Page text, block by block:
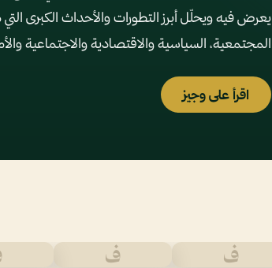
يعرض فيه ويحلّل أبرز التطورات والأحداث الكبرى
المجتمعية، السياسية والاقتصادية والاجتماعية
اقرأ على وجيز
ف ف